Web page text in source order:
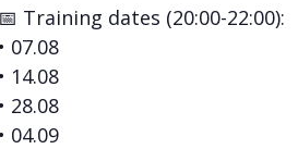
📅 Training dates (20:00-22:00):
• 07.08
• 14.08
• 28.08
• 04.09